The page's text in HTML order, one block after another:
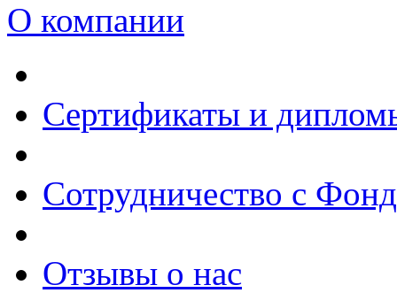
О компании
Сертификаты и
Сотрудничество с
Отзывы о нас